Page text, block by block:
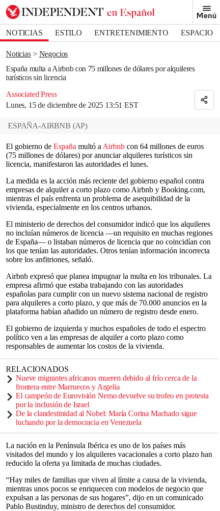
Menú
NOTICIAS ESTILO ENTRETENIMIENTO
ESPACIO
DEPORTES
Noticias
Negocios
España multa a Airbnb con 75 millones de dólares por alquileres
turísticos sin licencia
Associated Press
Lunes, 15 de diciembre de 2025 13:51 EST
Bookmark popover
Removed from bookmarks
Close popover
ESPAÑA-AIRBNB (AP)
El gobierno de España multó a Airbnb con 64 millones de euros
(75 millones de dólares) por anunciar alquileres turísticos sin
licencia, manifestaron las autoridades el lunes.
La medida es la acción más reciente del gobierno español contra
empresas de alquiler a corto plazo como Airbnb y Booking.com,
mientras el país enfrenta un problema de asequibilidad de la
vivienda, especialmente en los centros urbanos.
El ministerio de derechos del consumidor indicó que los alquileres
no incluían números de licencia —un requisito en muchas regiones
de España— o listaban números de licencia que no coincidían con
los que tenían las autoridades. Otros tenían información incorrecta
sobre los anfitriones, señaló.
Airbnb expresó que planea impugnar la multa en los tribunales. La
empresa afirmó que estaba trabajando con las autoridades
españolas para cumplir con un nuevo sistema nacional de registro
para alquileres a corto plazo, y que más de 70.000 anuncios en la
plataforma habían añadido un número de registro desde enero.
El gobierno de izquierda y muchos españoles de todo el espectro
político ven a las empresas de alquiler a corto plazo como
responsables de aumentar los costos de la vivienda.
RELACIONADOS
Nueve migrantes africanos mueren debido al frío cerca de la
frontera entre Marruecos y Argelia
El campeón de Eurovisión Nemo devuelve su trofeo en protesta
por la inclusión de Israel
De la clandestinidad al Nobel: María Corina Machado sigue
luchando por la democracia en Venezuela
La nación en la Península Ibérica es uno de los países más
visitados del mundo y los alquileres vacacionales a corto plazo han
reducido la oferta ya limitada de muchas ciudades.
“Hay miles de familias que viven al límite a causa de la vivienda,
mientras unos pocos se enriquecen con modelos de negocio que
expulsan a las personas de sus hogares”, dijo en un comunicado
Pablo Bustinduy, ministro de derechos del consumidor.